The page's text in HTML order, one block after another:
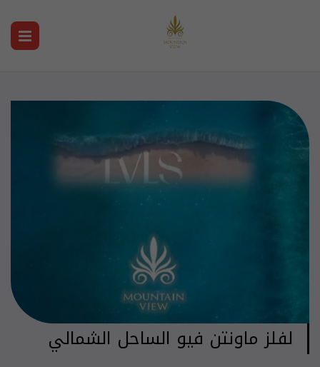
لفلز ماونتن فيو الساحل الشمالي